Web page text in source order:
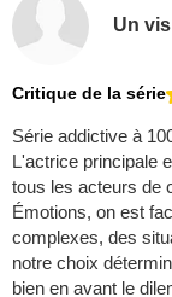
Un
Critique de la série
Série addictive à
L'actrice principale
tous les acteurs de
Émotions, on est
complexes, des
notre choix
bien en avant le